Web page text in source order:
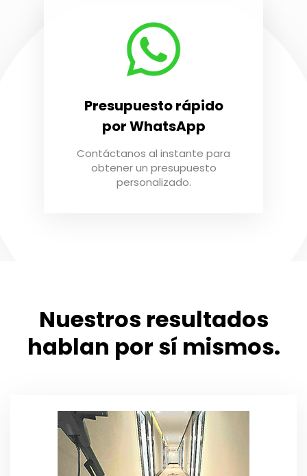
Presupuesto rápido
por WhatsApp
Contáctanos al instante para
obtener un presupuesto
personalizado.
Nuestros resultados
hablan por sí mismos.